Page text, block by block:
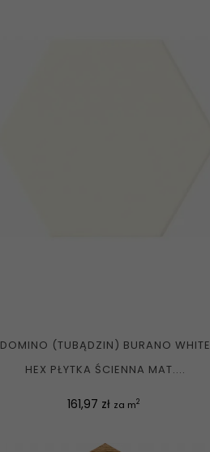
DOMINO (TUBĄDZIN) BURANO WHITE
HEX PŁYTKA ŚCIENNA MAT....
Cena
161,97 zł za m2